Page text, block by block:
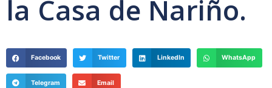
la Casa de Nariño.
Facebook Twitter LinkedIn WhatsApp
Telegram Email